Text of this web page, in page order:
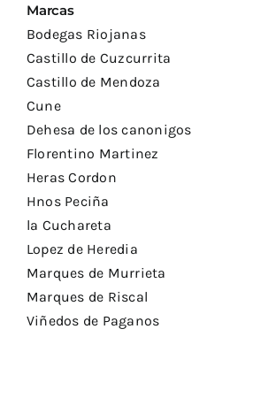
Marcas
Bodegas Riojanas
Castillo de Cuzcurrita
Castillo de Mendoza
Cune
Dehesa de los canonigos
Florentino Martinez
Heras Cordon
Hnos Peciña
la Cuchareta
Lopez de Heredia
Marques de Murrieta
Marques de Riscal
Viñedos de Paganos